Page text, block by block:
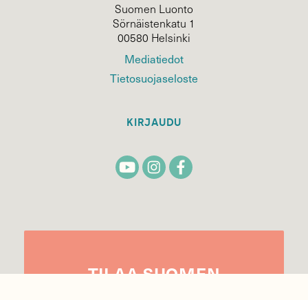
Suomen Luonto
Sörnäistenkatu 1
00580 Helsinki
Mediatiedot
Tietosuojaseloste
KIRJAUDU
TILAASUOMEN